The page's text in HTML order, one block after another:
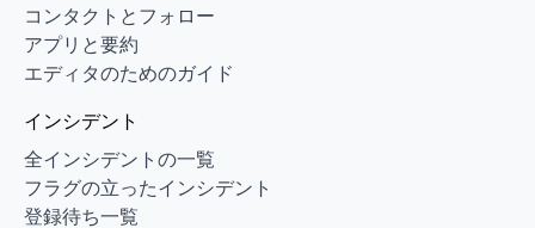
コンタクトとフォロー
アプリと要約
エディタのためのガイド
インシデント
全インシデントの一覧
フラグの立ったインシデント
登録待ち一覧